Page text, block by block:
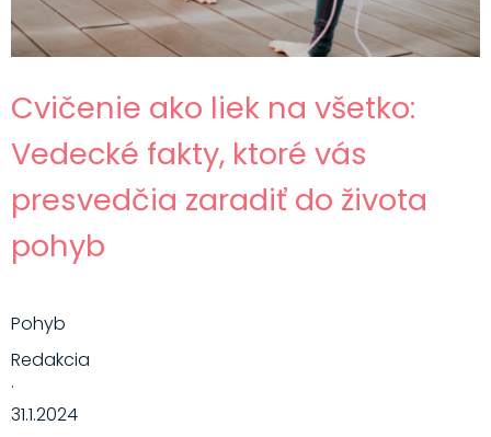
Cvičenie ako liek na všetko:
Vedecké fakty, ktoré vás
presvedčia zaradiť do života
pohyb
Pohyb
Redakcia
·
31.1.2024